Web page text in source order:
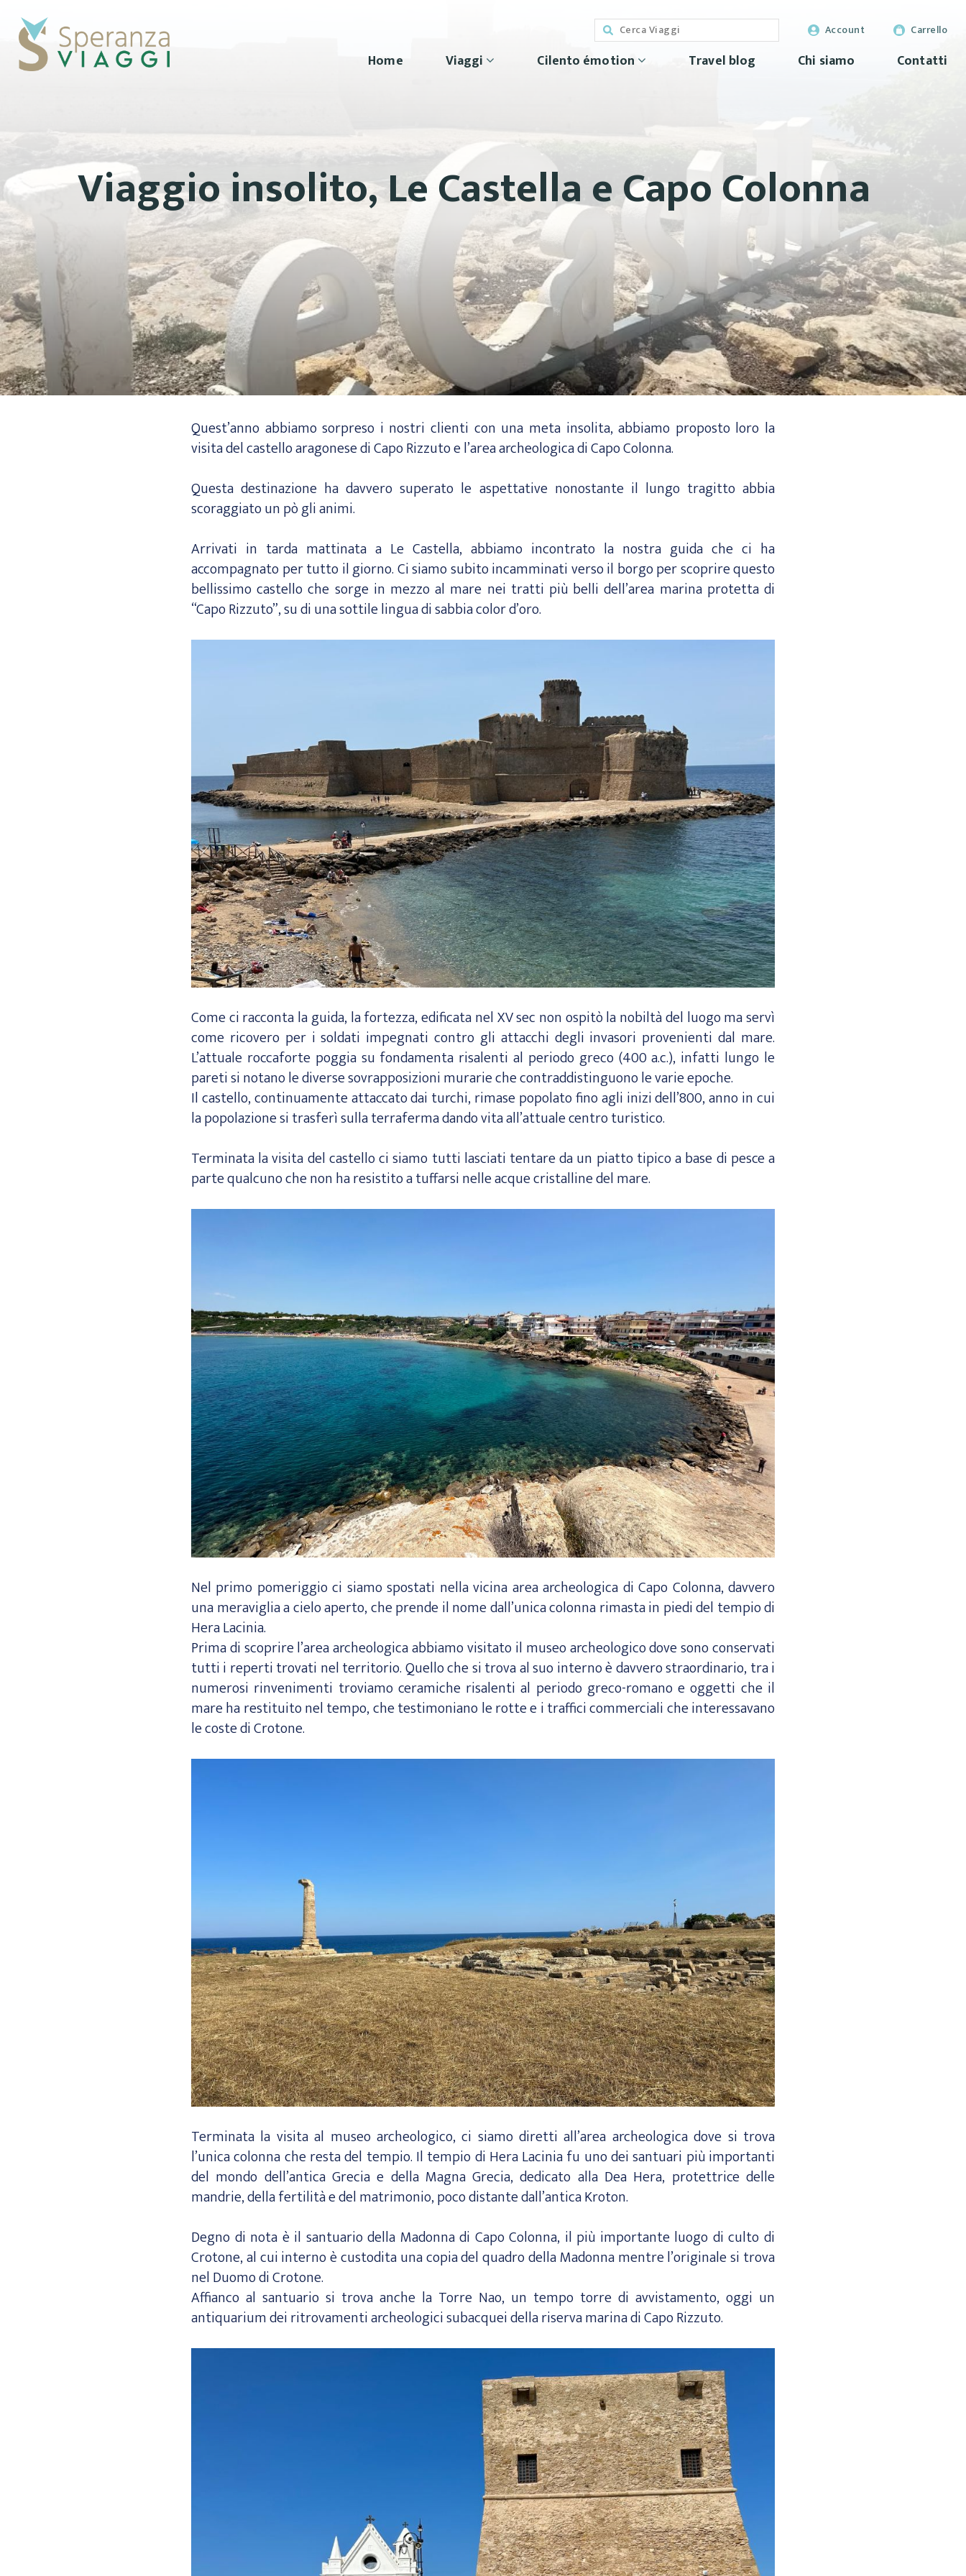
Account Carrello
Home Viaggi Cilento émotion Travel blog Chi siamo Contatti
Viaggio insolito, Le Castella e Capo Colonna
Quest’anno abbiamo sorpreso i nostri clienti con una meta insolita, abbiamo proposto loro la
visita del castello aragonese di Capo Rizzuto e l’area archeologica di Capo Colonna.
Questa destinazione ha davvero superato le aspettative nonostante il lungo tragitto abbia
scoraggiato un pò gli animi.
Arrivati in tarda mattinata a Le Castella, abbiamo incontrato la nostra guida che ci ha
accompagnato per tutto il giorno. Ci siamo subito incamminati verso il borgo per scoprire questo
bellissimo castello che sorge in mezzo al mare nei tratti più belli dell’area marina protetta di
“Capo Rizzuto”, su di una sottile lingua di sabbia color d’oro.
Come ci racconta la guida, la fortezza, edificata nel XV sec non ospitò la nobiltà del luogo ma servì
come ricovero per i soldati impegnati contro gli attacchi degli invasori provenienti dal mare.
L’attuale roccaforte poggia su fondamenta risalenti al periodo greco (400 a.c.), infatti lungo le
pareti si notano le diverse sovrapposizioni murarie che contraddistinguono le varie epoche.
Il castello, continuamente attaccato dai turchi, rimase popolato fino agli inizi dell’800, anno in cui
la popolazione si trasferì sulla terraferma dando vita all’attuale centro turistico.
Terminata la visita del castello ci siamo tutti lasciati tentare da un piatto tipico a base di pesce a
parte qualcuno che non ha resistito a tuffarsi nelle acque cristalline del mare.
Nel primo pomeriggio ci siamo spostati nella vicina area archeologica di Capo Colonna, davvero
una meraviglia a cielo aperto, che prende il nome dall’unica colonna rimasta in piedi del tempio di
Hera Lacinia.
Prima di scoprire l’area archeologica abbiamo visitato il museo archeologico dove sono conservati
tutti i reperti trovati nel territorio. Quello che si trova al suo interno è davvero straordinario, tra i
numerosi rinvenimenti troviamo ceramiche risalenti al periodo greco-romano e oggetti che il
mare ha restituito nel tempo, che testimoniano le rotte e i traffici commerciali che interessavano
le coste di Crotone.
Terminata la visita al museo archeologico, ci siamo diretti all’area archeologica dove si trova
l’unica colonna che resta del tempio. Il tempio di Hera Lacinia fu uno dei santuari più importanti
del mondo dell’antica Grecia e della Magna Grecia, dedicato alla Dea Hera, protettrice delle
mandrie, della fertilità e del matrimonio, poco distante dall’antica Kroton.
Degno di nota è il santuario della Madonna di Capo Colonna, il più importante luogo di culto di
Crotone, al cui interno è custodita una copia del quadro della Madonna mentre l’originale si trova
nel Duomo di Crotone.
Affianco al santuario si trova anche la Torre Nao, un tempo torre di avvistamento, oggi un
antiquarium dei ritrovamenti archeologici subacquei della riserva marina di Capo Rizzuto.